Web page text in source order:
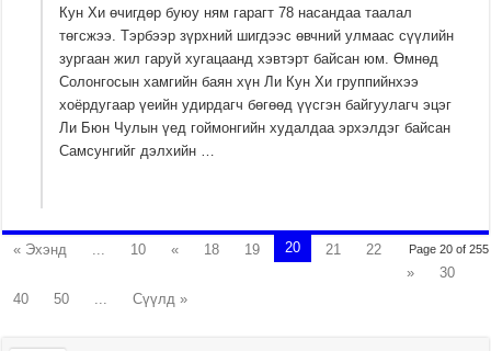
Кун Хи өчигдөр буюу ням гарагт 78 насандаа таалал
төгсжээ. Тэрбээр зүрхний шигдээс өвчний улмаас сүүлийн
зургаан жил гаруй хугацаанд хэвтэрт байсан юм. Өмнөд
Солонгосын хамгийн баян хүн Ли Кун Хи группийнхээ
хоёрдугаар үеийн удирдагч бөгөөд үүсгэн байгуулагч эцэг
Ли Бюн Чулын үед гоймонгийн худалдаа эрхэлдэг байсан
Самсунгийг дэлхийн …
Page 20 of 255
« Эхэнд ... 10 « 18 19 20 21
22
»
30
40
50 ... Сүүлд »